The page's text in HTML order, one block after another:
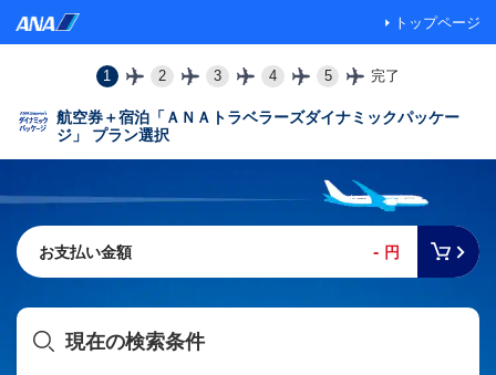
トップページ
1 2 3 4 5 完了
航空券＋宿泊「ＡＮＡトラベラーズダイナミックパッケー
ジ」 プラン選択
お支払い金額 - 円
現在の検索条件